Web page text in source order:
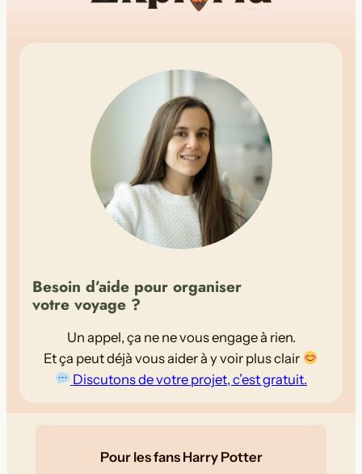
Besoin d’aide pour organiser
votre voyage ?
Un appel, ça ne ne vous engage à rien.
Et ça peut déjà vous aider à y voir plus clair
Discutons de votre projet, c’est gratuit.
Pour les fans Harry Potter